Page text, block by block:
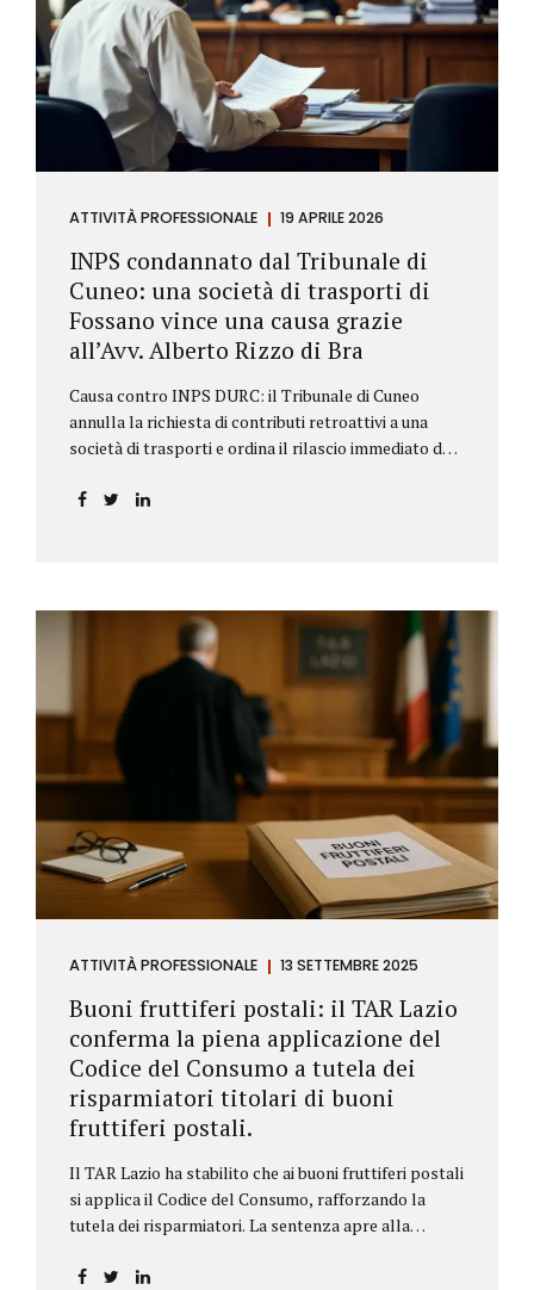
ATTIVITÀ PROFESSIONALE 19 APRILE 2026
INPS condannato dal Tribunale di
Cuneo: una società di trasporti di
Fossano vince una causa grazie
all’Avv. Alberto Rizzo di Bra
Causa contro INPS DURC: il Tribunale di Cuneo
annulla la richiesta di contributi retroattivi a una
società di trasporti e ordina il rilascio immediato del
ATTIVITÀ PROFESSIONALE 13 SETTEMBRE 2025
Buoni fruttiferi postali: il TAR Lazio
conferma la piena applicazione del
Codice del Consumo a tutela dei
risparmiatori titolari di buoni
fruttiferi postali.
Il TAR Lazio ha stabilito che ai buoni fruttiferi postali
si applica il Codice del Consumo, rafforzando la
tutela dei risparmiatori. La sentenza apre alla
capitale o interessi per mancanza di informazioni